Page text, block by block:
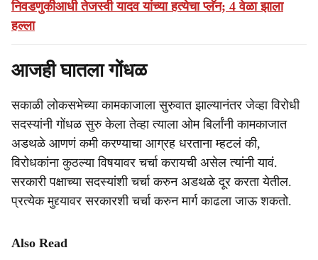
निवडणुकीआधी तेजस्वी यादव यांच्या हत्येचा प्लॅन; 4 वेळा झाला
हल्ला
आजही घातला गोंधळ
सकाळी लोकसभेच्या कामकाजाला सुरुवात झाल्यानंतर जेव्हा विरोधी
सदस्यांनी गोंधळ सुरु केला तेव्हा त्याला ओम बिर्लांनी कामकाजात
अडथळे आणणं कमी करण्याचा आग्रह धरताना म्हटलं की,
विरोधकांना कुठल्या विषयावर चर्चा करायची असेल त्यांनी यावं.
सरकारी पक्षाच्या सदस्यांशी चर्चा करुन अडथळे दूर करता येतील.
प्रत्येक मुद्द्यावर सरकारशी चर्चा करुन मार्ग काढला जाऊ शकतो.
Also Read